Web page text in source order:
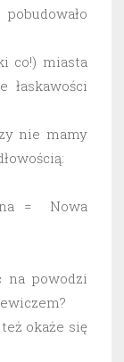
co!) miasta
łaskawości
nie mamy
= Nowa
na powodzi
okaże się